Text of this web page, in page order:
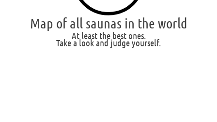
Map of all saunas in the world
At least the best ones.
Take a look and judge yourself.